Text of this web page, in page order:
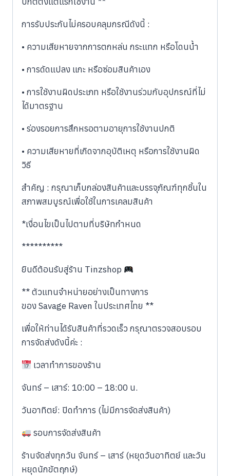
การรับประกันไม่ครอบคลุมกรณีดังนี้ :
• ความเสียหายจากการตกหล่น กระแทก หรือโดนน้ำ
• การดัดแปลง แกะ หรือซ่อมสินค้าเอง
• การใช้งานผิดประเภท หรือใช้งานร่วมกับอุปกรณ์ที่ไม่
ได้มาตรฐาน
• ร่องรอยการสึกหรอตามอายุการใช้งานปกติ
• ความเสียหายที่เกิดจากอุบัติเหตุ หรือการใช้งานผิด
วิธี
สำคัญ : กรุณาเก็บกล่องสินค้าและบรรจุภัณฑ์ทุกชิ้นใน
สภาพสมบูรณ์เพื่อใช้ในการเคลมสินค้า
*เงื่อนไขเป็นไปตามที่บริษัทกำหนด
**********
ยินดีต้อนรับสู่ร้าน Tinzshop
​** ตัวแทนจำหน่ายอย่างเป็นทางการ
ของ Savage Raven ในประเทศไทย **
​เพื่อให้ท่านได้รับสินค้าที่รวดเร็ว กรุณาตรวจสอบรอบ
การจัดส่งดังนี้ค่ะ :
เวลาทำการของร้าน
​จันทร์ – เสาร์: 10:00 – 18:00 น.
​วันอาทิตย์: ปิดทำการ (ไม่มีการจัดส่งสินค้า)
รอบการจัดส่งสินค้า
​ร้านจัดส่งทุกวัน จันทร์ – เสาร์ (หยุดวันอาทิตย์ และวัน
หยุดนักขัตฤกษ์)